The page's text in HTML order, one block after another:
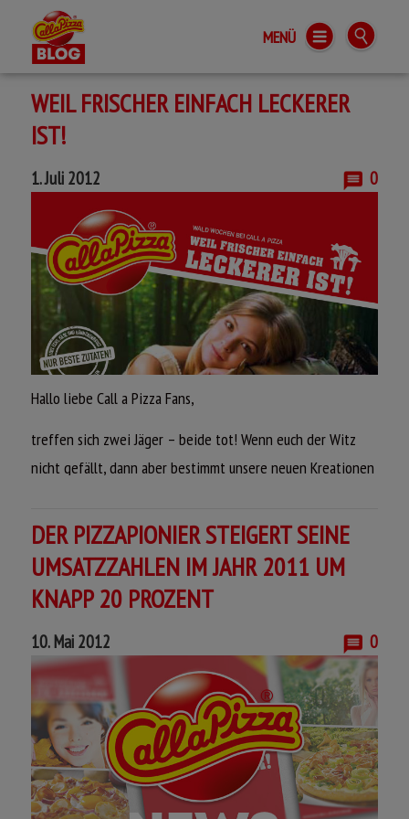
Call a Pizza BLOG
MENÜ
WEIL FRISCHER EINFACH LECKERER
IST!
1. Juli 2012 0
Hallo liebe Call a Pizza Fans,
treffen sich zwei Jäger – beide tot! Wenn euch der Witz
nicht gefällt, dann aber bestimmt unsere neuen Kreationen
Aufwww.call-a-pizza.de bestellen!
AKTIONSARTIKEL
PIZZA HOCHSITZ
Gefüllte Pizza mit sahniger
Bärlauchsoße, Edamer, zarten
Pfifferlingen, Zwiebeln und frischem
ONLINE BESTELLEN
PIZZA JAGDHÜTTE
Pizza mit einer cremigen Hollandaise,
Edamer, zarten Pfifferlingen, frischem
Porree und knusprigem Bacon.
DER PIZZAPIONIER STEIGERT SEINE
UMSATZZAHLEN IM JAHR 2011 UM
KNAPP 20 PROZENT
10. Mai 2012 0